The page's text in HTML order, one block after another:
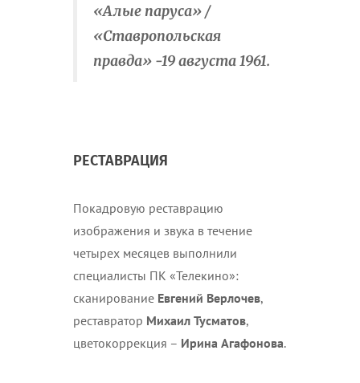
«Алые паруса» /
«Ставропольская
правда» -19 августа 1961.
РЕСТАВРАЦИЯ
Покадровую реставрацию
изображения и звука в течение
четырех месяцев выполнили
специалисты ПК «Телекино»:
сканирование Евгений Верлочев,
реставратор Михаил Тусматов,
цветокоррекция – Ирина Агафонова.